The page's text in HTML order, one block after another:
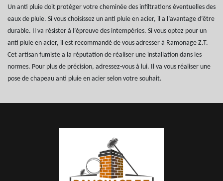
Un anti pluie doit protéger votre cheminée des infiltrations éventuelles des
eaux de pluie. Si vous choisissez un anti pluie en acier, il a l’avantage d’être
durable. Il va résister à l’épreuve des intempéries. Si vous optez pour un
anti pluie en acier, il est recommandé de vous adresser à Ramonage Z.T.
Cet artisan fumiste a la réputation de réaliser une installation dans les
normes. Pour plus de précision, adressez-vous à lui. Il va vous réaliser une
pose de chapeau anti pluie en acier selon votre souhait.